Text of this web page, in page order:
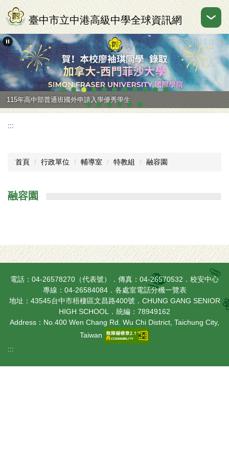
跳
到
主
要
區
臺中市立中港高級中學全球資訊網
115年國中部國中會考成績優異
115年高中部普通班國外申請入學優秀學生
:::
首頁 行政單位 輔導室 特教組 融容園
融容園
電話：04-26578270（代表號）．傳真：04-26570532．校安中心
專線：04-26584084． 各處室電話分機一覽表
地址：43545台中市梧棲區文昌路400號．CHUNG GANG SENIOR
HIGH SCHOOL．統編：78949162
Address：No.400 Wen Chang Rd. Wu Chi District, Taichung City,
Taiwan
:::